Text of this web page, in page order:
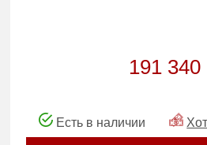
191 340
Есть в наличии